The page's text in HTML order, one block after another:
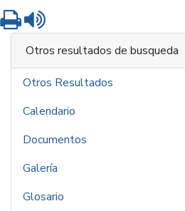
Imprimir
Otros resultados de busqueda
Otros Resultados
Calendario
Documentos
Galería
Glosario